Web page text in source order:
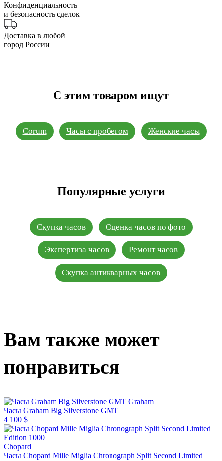
Конфиденциальность
и безопасность сделок
Доставка в любой
город России
С этим товаром ищут
Corum Часы с пробегом Женские часы
Популярные услуги
Скупка часов Оценка часов по фото
Экспертиза часов Ремонт часов
Скупка антикварных часов
Вам также может
понравиться
Graham
Часы Graham Big Silverstone GMT
4 100 $
Chopard
Часы Chopard Mille Miglia Chronograph Split Second Limited